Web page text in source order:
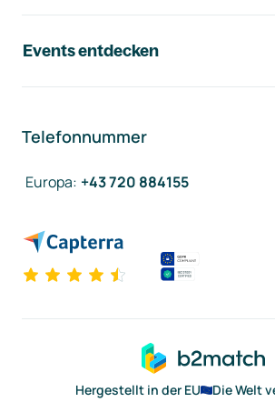
Events entdecken
Telefonnummer
Europa: +43 720 884155
Hergestellt in der EU
Die Welt